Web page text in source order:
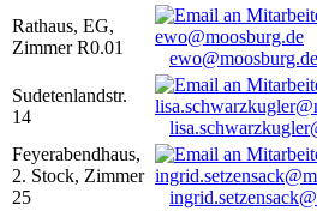
Rathaus, EG,
Zimmer R0.01
ewo@moosburg.de
Sudetenlandstr.
14
Feyerabendhaus,
2. Stock, Zimmer
25